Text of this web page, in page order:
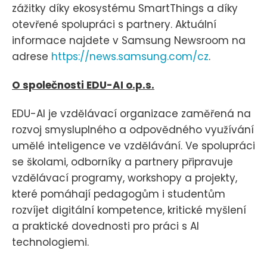
zážitky díky ekosystému SmartThings a díky
otevřené spolupráci s partnery. Aktuální
informace najdete v Samsung Newsroom na
adrese https://news.samsung.com/cz.
O společnosti EDU-AI o.p.s.
EDU-AI je vzdělávací organizace zaměřená na
rozvoj smysluplného a odpovědného využívání
umělé inteligence ve vzdělávání. Ve spolupráci
se školami, odborníky a partnery připravuje
vzdělávací programy, workshopy a projekty,
které pomáhají pedagogům i studentům
rozvíjet digitální kompetence, kritické myšlení
a praktické dovednosti pro práci s AI
technologiemi.